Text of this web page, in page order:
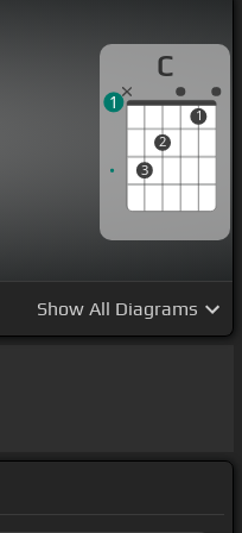
C
3
2
1
1
Show All Diagrams